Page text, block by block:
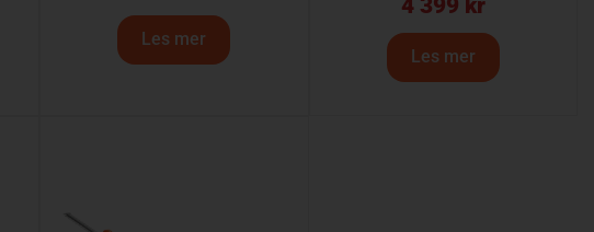
Les mer
4 399 kr
Les mer